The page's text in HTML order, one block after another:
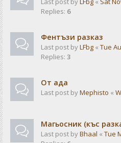
Replies: 6
Фентъзи разказ
Last post byLFbg « Tue
Replies: 3
От ада
Last post byMephisto «
Магьосник (къс
Last post byBhaal « Tue